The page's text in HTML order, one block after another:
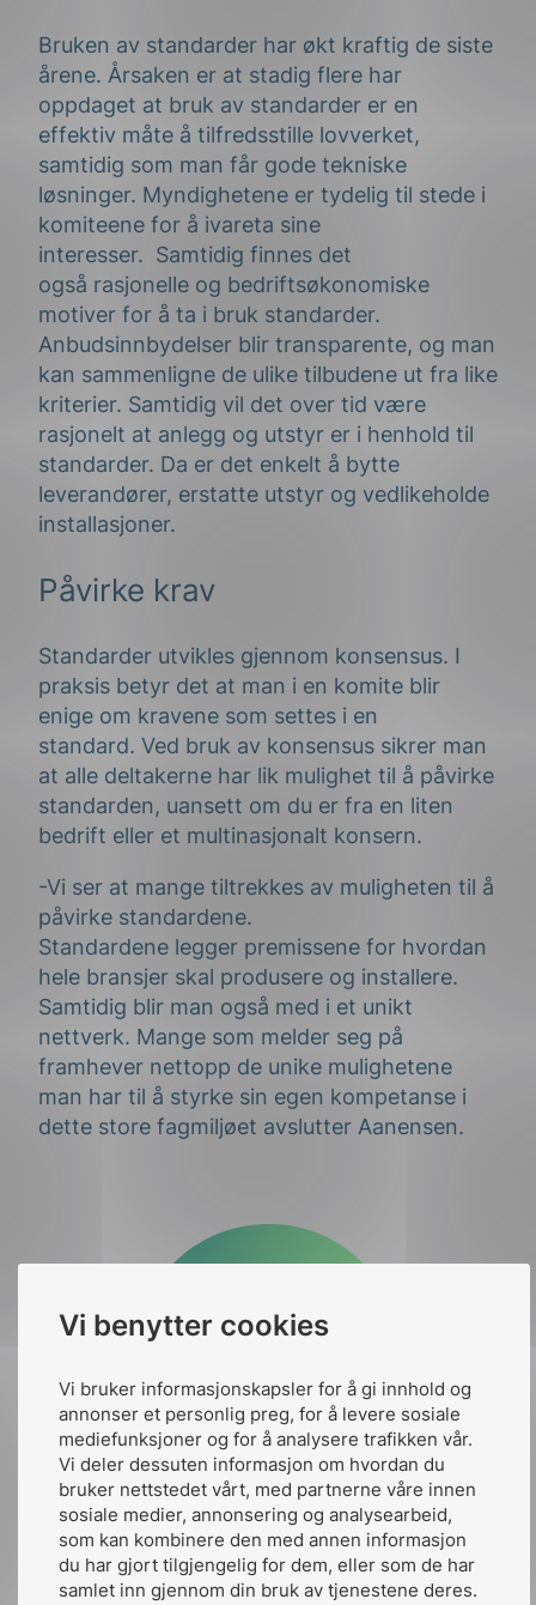
Vi benytter cookies
Vi bruker informasjonskapsler for å gi innhold og
annonser et personlig preg, for å levere sosiale
mediefunksjoner og for å analysere trafikken vår.
Vi deler dessuten informasjon om hvordan du
bruker nettstedet vårt, med partnerne våre innen
sosiale medier, annonsering og analysearbeid,
som kan kombinere den med annen informasjon
du har gjort tilgjengelig for dem, eller som de har
samlet inn gjennom din bruk av tjenestene deres.
Bruken av standarder har økt kraftig de siste
årene. Årsaken er at stadig flere har
oppdaget at bruk av standarder er en
effektiv måte å tilfredsstille lovverket,
samtidig som man får gode tekniske
løsninger. Myndighetene er tydelig til stede i
komiteene for å ivareta sine
interesser. Samtidig finnes det
også rasjonelle og bedriftsøkonomiske
motiver for å ta i bruk standarder.
Anbudsinnbydelser blir transparente, og man
kan sammenligne de ulike tilbudene ut fra like
kriterier. Samtidig vil det over tid være
rasjonelt at anlegg og utstyr er i henhold til
standarder. Da er det enkelt å bytte
leverandører, erstatte utstyr og vedlikeholde
installasjoner.
Påvirke krav
Standarder utvikles gjennom konsensus. I
praksis betyr det at man i en komite blir
enige om kravene som settes i en
standard. Ved bruk av konsensus sikrer man
at alle deltakerne har lik mulighet til å påvirke
standarden, uansett om du er fra en liten
bedrift eller et multinasjonalt konsern.
-Vi ser at mange tiltrekkes av muligheten til å
påvirke standardene.
Standardene legger premissene for hvordan
hele bransjer skal produsere og installere.
Samtidig blir man også med i et unikt
nettverk. Mange som melder seg på
framhever nettopp de unike mulighetene
man har til å styrke sin egen kompetanse i
dette store fagmiljøet avslutter Aanensen.